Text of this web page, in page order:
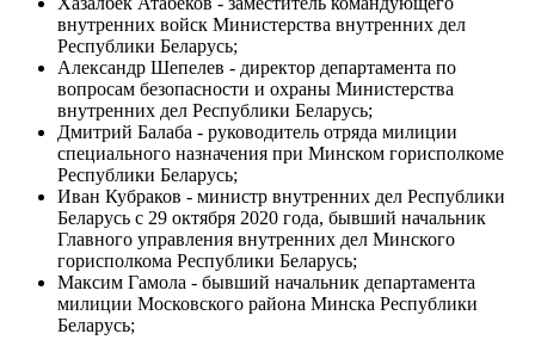
внутренних войск Министерства внутренних дел
Республики Беларусь;
Александр Шепелев - директор департамента по
вопросам безопасности и охраны Министерства
внутренних дел Республики Беларусь;
Дмитрий Балаба - руководитель отряда милиции
специального назначения при Минском горисполкоме
Республики Беларусь;
Иван Кубраков - министр внутренних дел Республики
Беларусь с 29 октября 2020 года, бывший начальник
Главного управления внутренних дел Минского
горисполкома Республики Беларусь;
Максим Гамола - бывший начальник департамента
милиции Московского района Минска Республики
Беларусь;